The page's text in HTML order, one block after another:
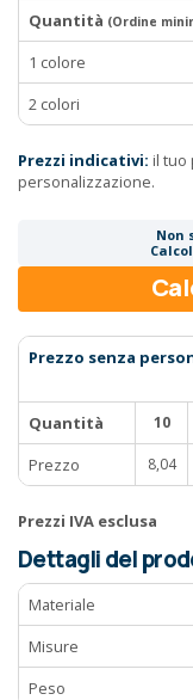
Quantità (Ordine
1 colore
2 colori
Prezzi indicativi: il tuo
personalizzazione.
Non
Prezzo senza
Quantità
10
Prezzo 8,04
Prezzi IVA esclusa
Dettagli del
Materiale
Misure
Peso